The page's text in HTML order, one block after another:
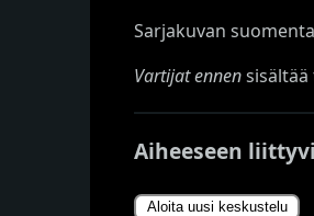
Sarjakuvan
Vartijat ennensisältää
Aiheeseen
Aloita uusi keskustelu